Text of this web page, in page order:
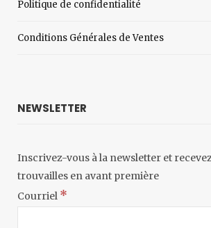
Politique de confidentialité
Conditions Générales de Ventes
NEWSLETTER
Inscrivez-vous à la newsletter et
trouvailles en avant première
Courriel *